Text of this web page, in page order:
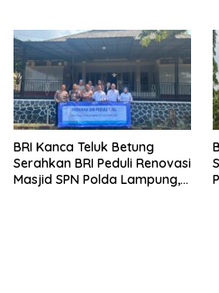
BRI Kanca Teluk Betung
Serahkan BRI Peduli Renovasi
Masjid SPN Polda Lampung,